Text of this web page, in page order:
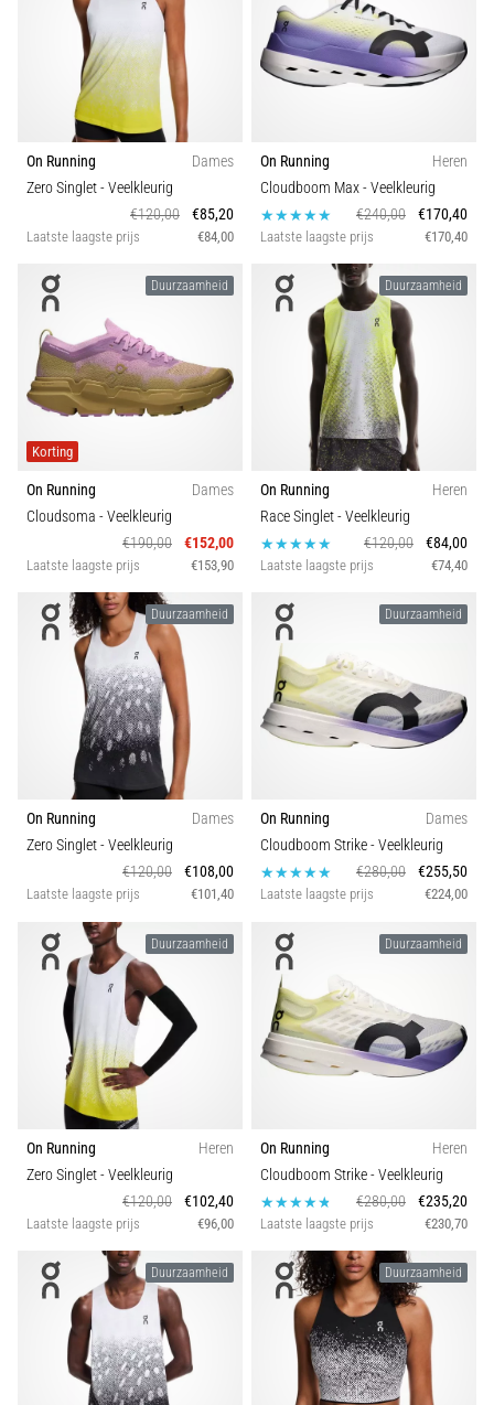
5. 8. 2026
5 min. lezen
Plantar
Symptomen,
Oorzaken
Behandeling
Ervaar
je
een
hielpijn
tijdens
na
hardlopen?
Een
van
voorkomende
oorzaken
fasciitis…
Toon
artikelen
Schoenbreedte
On Running
Dames
Zero Singlet- Veelkleurig
€120,00
€85,20
Laatste laagste prijs €84,00
On Running
Heren
Cloudboom Max- Veelkleurig
€240,00
€170,40
Laatste laagste prijs €170,40
Duurzaamheid
Korting
On Running
Dames
Cloudsoma - Veelkleurig
€190,00
€152,00
Laatste laagste prijs €153,90
Duurzaamheid
On Running
Heren
Race Singlet- Veelkleurig
€120,00
€84,00
Laatste laagste prijs €74,40
Duurzaamheid
On Running
Dames
Zero Singlet- Veelkleurig
€120,00
€108,00
Laatste laagste prijs €101,40
Duurzaamheid
On Running
Dames
Cloudboom Strike- Veelkleurig
€280,00
€255,50
Laatste laagste prijs €224,00
Duurzaamheid
On Running
Heren
Zero Singlet- Veelkleurig
€120,00
€102,40
Laatste laagste prijs €96,00
Duurzaamheid
On Running
Heren
Cloudboom Strike- Veelkleurig
€280,00
€235,20
Laatste laagste prijs €230,70
Duurzaamheid Duurzaamheid